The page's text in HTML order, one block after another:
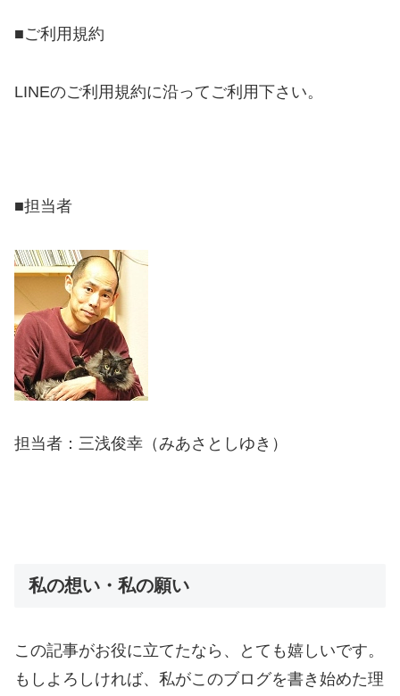
■ご利用規約
LINEのご利用規約に沿ってご利用下さい。
■担当者
担当者：三浅俊幸（みあさとしゆき）
私の想い・私の願い
この記事がお役に立てたなら、とても嬉しいです。
もしよろしければ、私がこのブログを書き始めた理